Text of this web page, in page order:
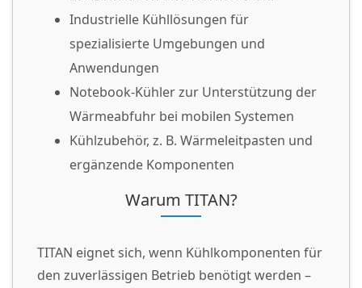
Industrielle Kühllösungen für
spezialisierte Umgebungen und
Anwendungen
Notebook-Kühler zur Unterstützung der
Wärmeabfuhr bei mobilen Systemen
Kühlzubehör, z. B. Wärmeleitpasten und
ergänzende Komponenten
Warum TITAN?
TITAN eignet sich, wenn Kühlkomponenten für
den zuverlässigen Betrieb benötigt werden –